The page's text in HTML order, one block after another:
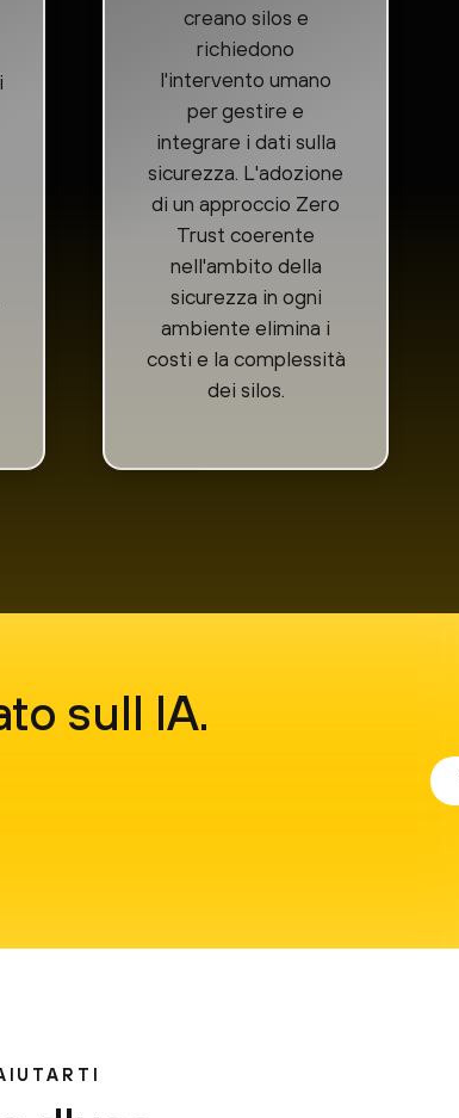
creano silos e
richiedono
l'intervento umano
per gestire e
integrare i dati sulla
sicurezza. L'adozione
di un approccio Zero
Trust coerente
nell'ambito della
sicurezza in ogni
ambiente elimina i
costi e la complessità
dei silos.
sull IA.